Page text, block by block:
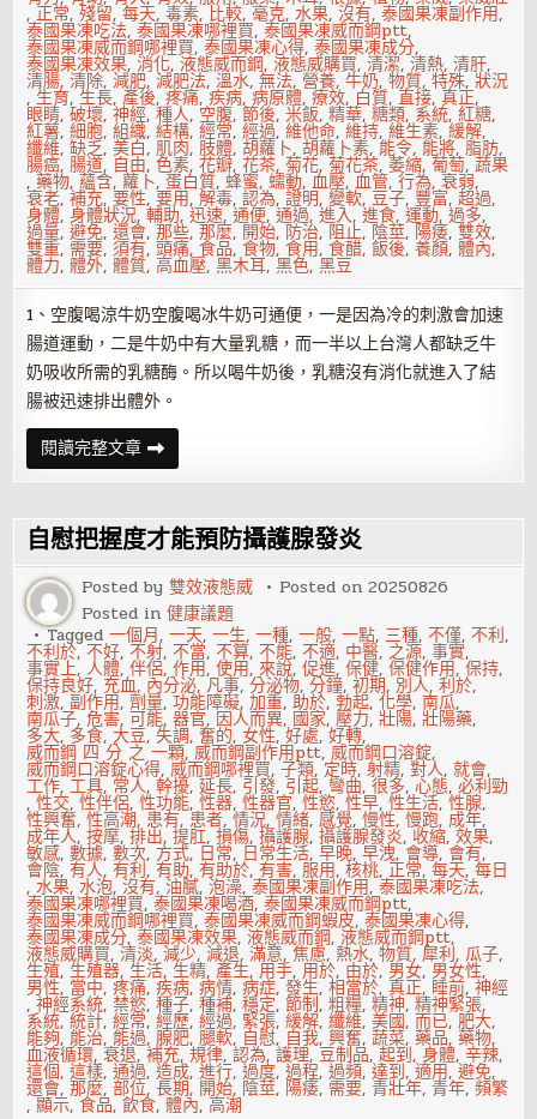
,正常,殘留,每天,毒素, 比較,毫克,水果,沒有,泰國果凍副作用,
泰國果凍吃法,泰國果凍哪裡買,泰國果凍威而鋼ptt,
泰國果凍威而鋼哪裡買,泰國果凍心得,泰國果凍成分,
泰國果凍效果,消化,液態威而鋼,液態威購買,清潔,清熱,清肝,
清腸,清除,減肥,減肥法,溫水,無法,營養,牛奶,物質,特殊,狀況
,生育,生長,產後,疼痛,疾病,病原體,療效, 白質,直接,真正,
眼睛,破壞,神經,種人, 空腹,節後,米飯,精華,糖類, 系統,紅糖,
紅薯,細胞,組織,結構,經常,經過,維他命,維持,維生素,緩解,
纖維,缺乏,美白,肌肉,肢體,胡蘿卜,胡蘿卜素,能令, 能將,脂肪,
腸癌,腸道, 自由,色素,花瓣,花茶,菊花,菊花茶,萎縮,葡萄,蔬果
,藥物,蘊含,蘿卜,蛋白質,蜂蜜,蠕動,血壓,血管,行為,衰弱,
衰老,補充,要性,要用,解毒,認為,證明,變軟,豆子, 豐富,超過,
身體,身體狀況,輔助,迅速,通便,通過,進入,進食,運動,過多,
過量,避免,還會,那些,那麼, 開始, 防治, 阻止, 陰莖, 陽痿,雙效,
雙重, 需要,須有,頭痛,食品,食物,食用,食醋,飯後,養顏,體內,
體力,體外,體質,高血壓,黑木耳,黑色,黑豆
1、空腹喝涼牛奶空腹喝冰牛奶可通便，一是因為冷的刺激會加速
腸道運動，二是牛奶中有大量乳糖，而一半以上台灣人都缺乏牛
奶吸收所需的乳糖酶。所以喝牛奶後，乳糖沒有消化就進入了結
腸被迅速排出體外。
閱讀完整文章節
後
如
清
腸
排
毒？
多
吃
黑
木
耳
自慰把握度才能預防攝護腺發炎
Posted by雙效液態威 Posted on20250826
Posted in健康議題
Tagged一個月,一天,一生,一種,一般,一點, 三種,不僅,不利,
不利於,不好,不射,不當,不算,不能,不適, 中醫, 之源,事實,
事實上,人體,伴侶,作用,使用,來說,促進,保健,保健作用,保持,
保持良好, 充血, 內分泌,凡事,分泌物,分鐘,初期, 別人,利於,
刺激,副作用,劑量,功能障礙,加重,助於,勃起,化學,南瓜,
南瓜子,危害,可能,器官, 因人而異, 國家,壓力,壯陽,壯陽藥,
多大, 多食,大豆,失調,奮的,女性,好處,好轉,
威而鋼 四 分 之 一顆,威而鋼副作用ptt,威而鋼口溶錠,
威而鋼口溶錠心得,威而鋼哪裡買,子類, 定時,射精,對人,就會,
工作,工具, 常人,幹擾,延長, 引發, 引起, 彎曲,很多,心態,必利勁
,性交,性伴侶,性功能,性器,性器官,性慾,性早,性生活,性腺,
性興奮,性高潮, 患有, 患者,情況,情緒,感覺,慢性,慢跑, 成年,
成年人,按摩,排出,提肛,損傷,攝護腺,攝護腺發炎, 收縮,效果,
敏感,數據,數次, 方式, 日常, 日常生活,早晚,早洩, 會導, 會有,
會陰,有人,有利,有助,有助於,有害,服用,核桃,正常,每天,每日
,水果,水泡,沒有,油膩,泡澡,泰國果凍副作用,泰國果凍吃法,
泰國果凍哪裡買,泰國果凍喝酒,泰國果凍威而鋼ptt,
泰國果凍威而鋼哪裡買,泰國果凍威而鋼蝦皮,泰國果凍心得,
泰國果凍成分,泰國果凍效果,液態威而鋼,液態威而鋼ptt,
液態威購買,清淡,減少,減退,滿意,焦慮,熱水,物質,犀利,瓜子,
生殖,生殖器,生活,生精,產生, 用手, 用於, 由於, 男女, 男女性,
男性, 當中,疼痛,疾病,病情,病症,發生,相當於,真正, 睡前,神經
,神經系統,禁慾,種子,種補,穩定,節制,粗糧,精神,精神緊張,
系統,統計,經常,經歷,經過, 緊張,緩解,纖維,美國,而已,肥大,
能夠,能治,能過,腺肥,腿軟, 自慰, 自我,興奮,蔬菜,藥品,藥物,
血液循環,衰退,補充,規律,認為,護理,豆制品,起到,身體,辛辣,
這個,這樣,通過,造成,進行,過度,過程,過頻,達到,適用,避免,
還會,那麼,部位,長期, 開始, 陰莖, 陽痿, 需要,青壯年,青年,頻繁
,顯示,食品,飲食,體內,高潮